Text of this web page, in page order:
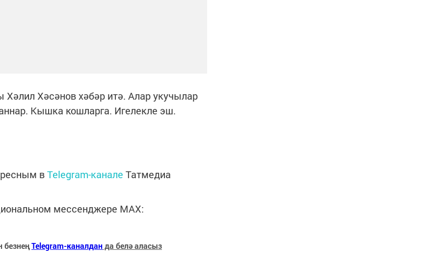
Хәсәнов хәбәр итә. Алар укучылар
Кышка кошларга. Игелекле эш.
вTelegram-канале Татмедиа
мессенджере MАХ:
безнеңTelegram-каналданда белә аласыз